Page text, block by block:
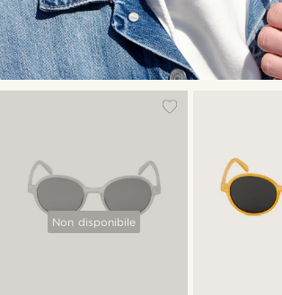
Non disponibile